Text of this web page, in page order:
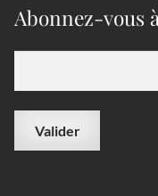
Abonnez-vous